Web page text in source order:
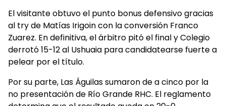
El visitante obtuvo el punto bonus defensivo gracias
al try de Matías Irigoin con la conversión Franco
Zuarez. En definitiva, el árbitro pitó el final y Colegio
derrotó 15-12 al Ushuaia para candidatearse fuerte a
pelear por el título.
Por su parte, Las Águilas sumaron de a cinco por la
no presentación de Río Grande RHC. El reglamento